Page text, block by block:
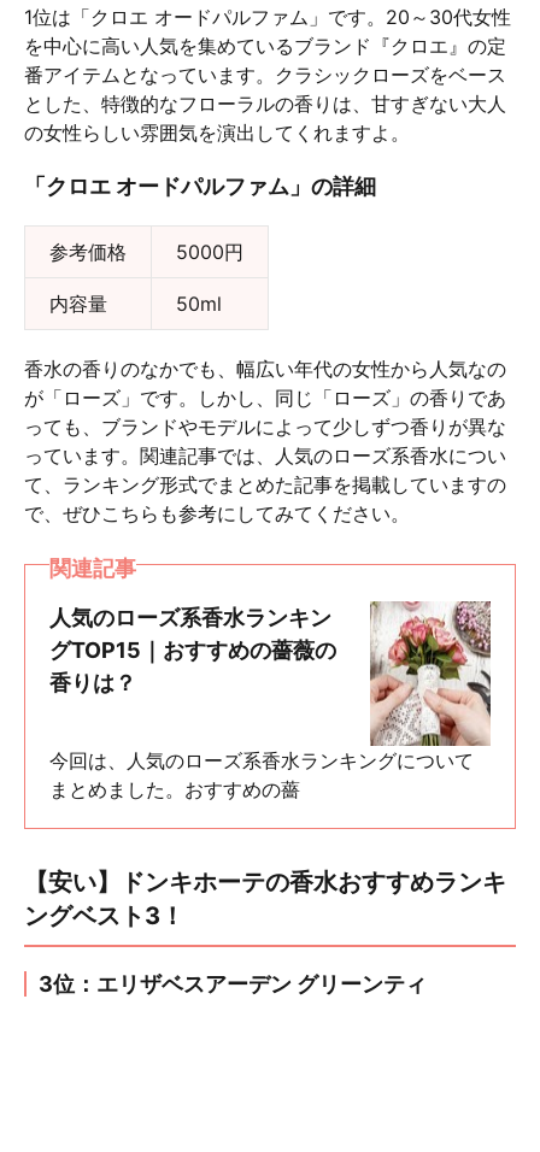
1位は「クロエ オードパルファム」です。20～30代女性
を中心に高い人気を集めているブランド『クロエ』の定
番アイテムとなっています。クラシックローズをベース
とした、特徴的なフローラルの香りは、甘すぎない大人
の女性らしい雰囲気を演出してくれますよ。
「クロエ オードパルファム」の詳細
参考価格 5000円
内容量 50ml
香水の香りのなかでも、幅広い年代の女性から人気なの
が「ローズ」です。しかし、同じ「ローズ」の香りであ
っても、ブランドやモデルによって少しずつ香りが異な
っています。関連記事では、人気のローズ系香水につい
て、ランキング形式でまとめた記事を掲載していますの
で、ぜひこちらも参考にしてみてください。
関連記事
人気のローズ系香水ランキン
グTOP15｜おすすめの薔薇の
香りは？
今回は、人気のローズ系香水ランキングについて
まとめました。おすすめの薔
【安い】ドンキホーテの香水おすすめランキ
ングベスト3！
3位：エリザベスアーデン グリーンティ